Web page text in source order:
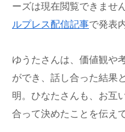
ーズは現在閲覧できませ
ルプレス配信記事で発表
ゆうたさんは、価値観や
ができ、話し合った結果
明。ひなたさんも、お互
合って決めたことを伝え